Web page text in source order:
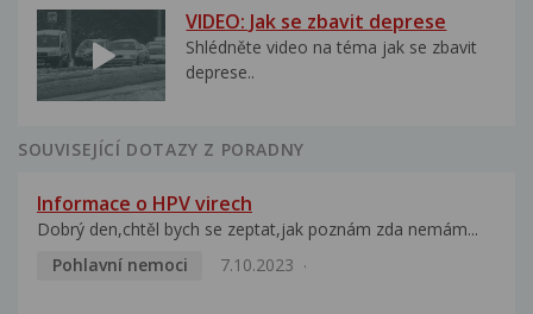
VIDEO: Jak se zbavit deprese
Shlédněte video na téma jak se zbavit
deprese..
SOUVISEJÍCÍ DOTAZY Z PORADNY
Informace o HPV virech
Dobrý den,chtěl bych se zeptat,jak poznám zda nemám...
Pohlavní nemoci
7.10.2023